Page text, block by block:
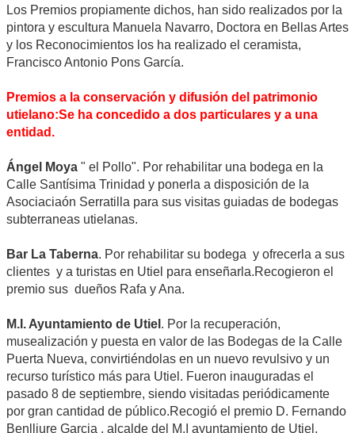
Los Premios propiamente dichos, han sido realizados por la
pintora y escultura Manuela Navarro, Doctora en Bellas Artes
y los Reconocimientos los ha realizado el ceramista,
Francisco Antonio Pons García.
Premios a la conservación y difusión del patrimonio
utielano:Se ha concedido a dos particulares y a una
entidad.
Ángel Moya " el Pollo". Por rehabilitar una bodega en la
Calle Santísima Trinidad y ponerla a disposición de la
Asociaciaón Serratilla para sus visitas guiadas de bodegas
subterraneas utielanas.
Bar La Taberna. Por rehabilitar su bodega y ofrecerla a sus
clientes y a turistas en Utiel para enseñarla.Recogieron el
premio sus dueños Rafa y Ana.
M.I. Ayuntamiento de Utiel . Por la recuperación,
musealización y puesta en valor de las Bodegas de la Calle
Puerta Nueva, convirtiéndolas en un nuevo revulsivo y un
recurso turístico más para Utiel. Fueron inauguradas el
pasado 8 de septiembre, siendo visitadas periódicamente
por gran cantidad de público.Recogió el premio D. Fernando
Benlliure Garcia , alcalde del M.I ayuntamiento de Utiel.